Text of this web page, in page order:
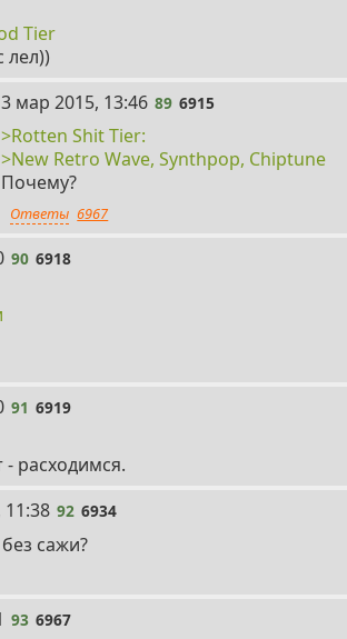
Tier
лел))
89
3 мар 2015, 13:46 89 6915
>Rotten Shit Tier:
>New Retro Wave, Synthpop, Chiptune
Почему?
Ответы 6967
90 6918
91 6919
- расходимся.
92 6934
сажи?
93 6967